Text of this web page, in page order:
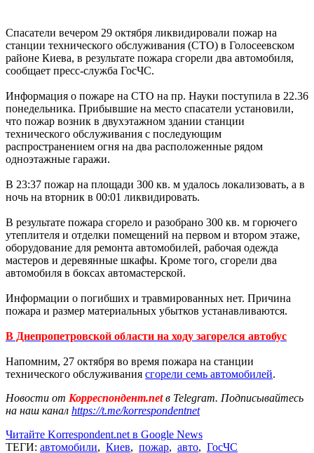
Спасатели вечером 29 октября ликвидировали пожар на
станции технического обслуживания (СТО) в Голосеевском
районе Киева, в результате пожара сгорели два автомобиля,
сообщает пресс-служба ГосЧС.
Информация о пожаре на СТО на пр. Науки поступила в 22.36
понедельника. Прибывшие на место спасатели установили,
что пожар возник в двухэтажном здании станции
технического обслуживания с последующим
распространением огня на два расположенные рядом
одноэтажные гаражи.
В 23:37 пожар на площади 300 кв. м удалось локализовать, а в
ночь на вторник в 00:01 ликвидировать.
В результате пожара сгорело и разобрано 300 кв. м горючего
утеплителя и отделки помещений на первом и втором этаже,
оборудование для ремонта автомобилей, рабочая одежда
мастеров и деревянные шкафы. Кроме того, сгорели два
автомобиля в боксах автомастерской.
Информации о погибших и травмированных нет. Причина
пожара и размер материальных убытков устанавливаются.
В Днепропетровской области на ходу загорелся автобус
Напомним, 27 октября во время пожара на станции
технического обслуживания сгорели семь автомобилей.
Новости от Корреспондент.netв Telegram. Подписывайтесь
на наш канал https://t.me/korrespondentnet
Читайте Korrespondent.net в Google News
ТЕГИ: автомобили, Киев, пожар, авто, ГосЧС